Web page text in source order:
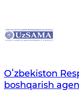
Oʻzbekiston
boshqarish